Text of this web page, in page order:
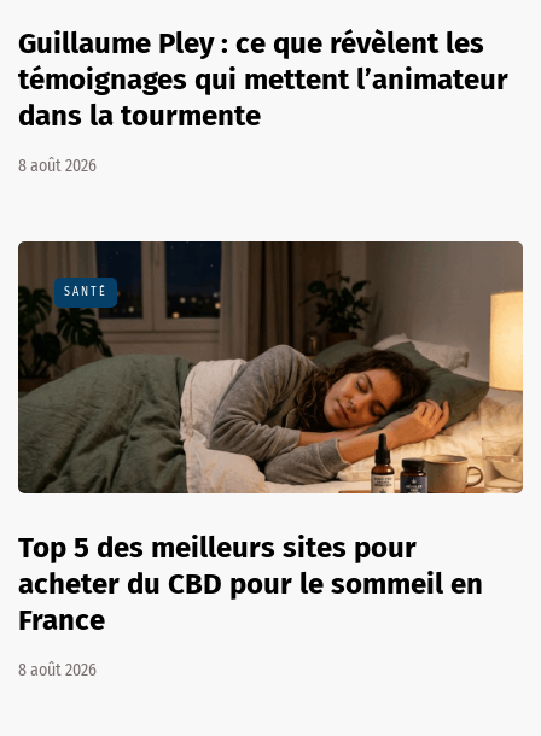
Guillaume Pley : ce que révèlent les
témoignages qui mettent l’animateur
dans la tourmente
8 août 2026
SANTÉ
Top 5 des meilleurs sites pour
acheter du CBD pour le sommeil en
France
8 août 2026